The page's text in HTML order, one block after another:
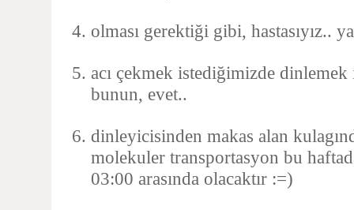
olması gerektiği gibi, hastasıyız..
acı çekmek istediğimizde
bunun, evet..
dinleyicisinden makas alan
molekuler transportasyon bu
03:00 arasında olacaktır :=)